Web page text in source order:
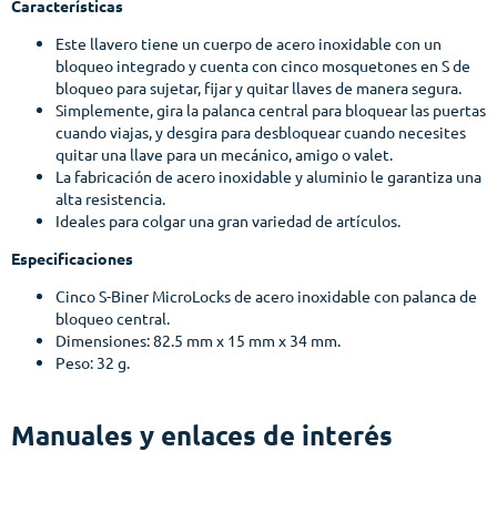
Características
Este llavero tiene un cuerpo de acero inoxidable con un
bloqueo integrado y cuenta con cinco mosquetones en S de
bloqueo para sujetar, fijar y quitar llaves de manera segura.
Simplemente, gira la palanca central para bloquear las puertas
cuando viajas, y desgira para desbloquear cuando necesites
quitar una llave para un mecánico, amigo o valet.
La fabricación de acero inoxidable y aluminio le garantiza una
alta resistencia.
Ideales para colgar una gran variedad de artículos.
Especificaciones
Cinco S-Biner MicroLocks de acero inoxidable con palanca de
bloqueo central.
Dimensiones: 82.5 mm x 15 mm x 34 mm.
Peso: 32 g.
Manuales y enlaces de interés